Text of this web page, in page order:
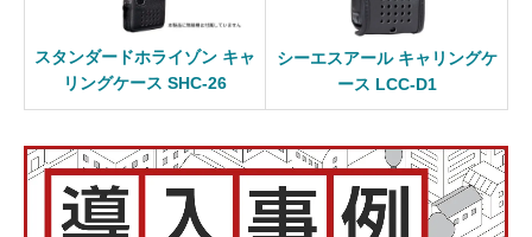
スタンダードホライゾン キャ
リングケース SHC-26
シーエスアール キャリングケ
ース LCC-D1